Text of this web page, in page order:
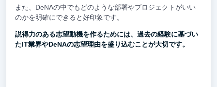
また、DeNAの中でもどのような部署やプロジェクトがいい
のかを明確にできると好印象です。
説得力のある志望動機を作るためには、過去の経験に基づい
たIT業界やDeNAの志望理由を盛り込むことが大切です。